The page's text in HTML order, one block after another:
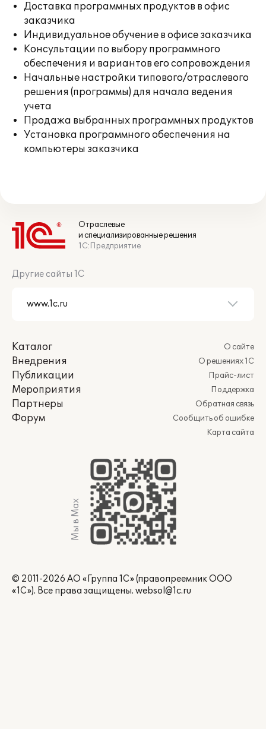
Доставка программных продуктов в офис
заказчика
Индивидуальное обучение в офисе заказчика
Консультации по выбору программного
обеспечения и вариантов его сопровождения
Начальные настройки типового/отраслевого
решения (программы) для начала ведения
учета
Продажа выбранных программных продуктов
Установка программного обеспечения на
компьютеры заказчика
Отраслевые
и специализированные решения
1С:Предприятие
Другие сайты 1С
Каталог
Внедрения
Публикации
Мероприятия
Партнеры
Форум
О сайте
О решениях 1С
Прайс-лист
Поддержка
Обратная связь
Сообщить об ошибке
Карта сайта
Мы в Max
© 2011-2026 АО «Группа 1С» (правопреемник ООО
«1С»). Все права защищены. websol@1c.ru